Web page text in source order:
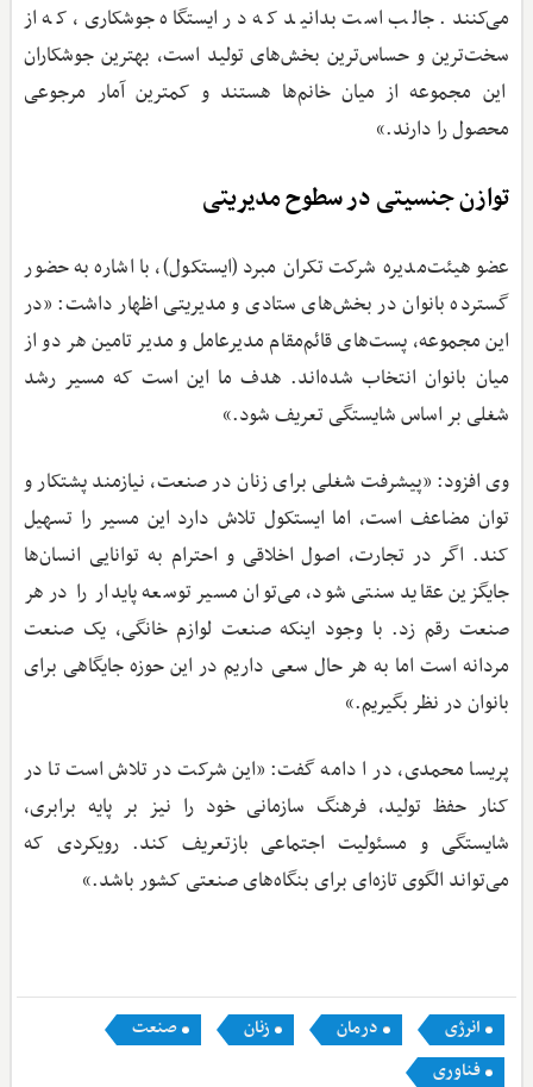
می‌کنند. جالب است بدانید که در ایستگاه جوشکاری، که از
سخت‌ترین و حساس‌ترین بخش‌های تولید است، بهترین جوشکاران
این مجموعه از میان خانم‌ها هستند و کمترین آمار مرجوعی
محصول را دارند.»
توازن جنسیتی در سطوح مدیریتی
عضو هیئت‌مدیره شرکت تکران مبرد (ایستکول)، با اشاره به حضور
گسترده بانوان در بخش‌های ستادی و مدیریتی اظهار داشت: «در
این مجموعه،‌ پست‌های قائم‌مقام مدیرعامل و مدیر تامین هر دو از
میان بانوان انتخاب شده‌اند. هدف ما این است که مسیر رشد
شغلی بر اساس شایستگی تعریف شود.»
وی افزود: «پیشرفت شغلی برای زنان در صنعت، نیازمند پشتکار و
توان مضاعف است، اما ایستکول تلاش دارد این مسیر را تسهیل
کند. اگر در تجارت، اصول اخلاقی و احترام به توانایی انسان‌ها
جایگزین عقاید سنتی شود، می‌توان مسیر توسعه پایدار را در هر
صنعت رقم زد. با وجود اینکه صنعت لوازم خانگی، یک صنعت
مردانه ‌است اما به هر حال سعی داریم در این حوزه جایگاهی برای
بانوان در نظر بگیریم.»
پریسا محمدی، در ا دامه گفت: «این شرکت در تلاش است تا در
کنار حفظ تولید، فرهنگ سازمانی خود را نیز بر پایه برابری،
شایستگی و مسئولیت اجتماعی بازتعریف کند. رویکردی که
می‌تواند الگوی تازه‌ای برای بنگاه‌های صنعتی کشور باشد.»
انرژی درمان زنان
صنعت
فناوری